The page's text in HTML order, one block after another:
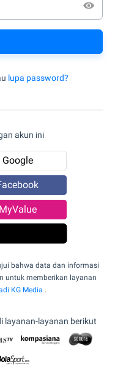
lupa password?
akun ini
bahwa data dan informasi
untuk memberikan layanan
KG Media .
layanan-layanan berikut